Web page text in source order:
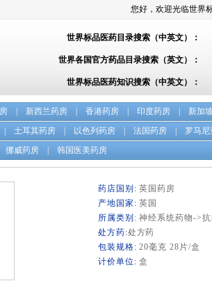
您好，欢迎光临世界
世界标品医药目录搜索（中英文）：
世界各国官方药品目录搜索（英文）：
世界标品医药知识搜索（中英文）：
新西兰药房 香港药房 印度药房 新加
土耳其药房 以色列药房 法国药房 罗马
挪威药房 韩国医美药房
药店国别: 英国药房
产地国家: 英国
所属类别 : 神经系统药物->
处方药:处方药
包装规格: 20毫克 28片/盒
计价单位: 盒